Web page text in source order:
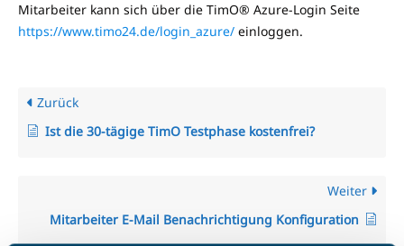
Mitarbeiter kann sich über die TimO® Azure-Login Seite
https://www.timo24.de/login_azure/ einloggen.
Zurück
Ist die 30-tägige TimO Testphase kostenfrei?
Weiter
Mitarbeiter E-Mail Benachrichtigung Konfiguration